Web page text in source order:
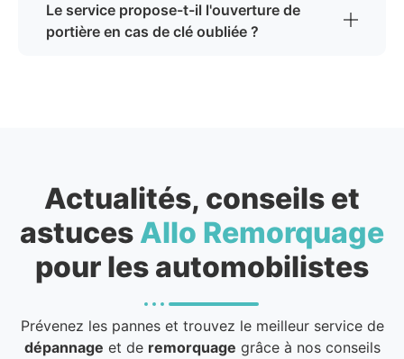
Le service propose-t-il l'ouverture de
portière en cas de clé oubliée ?
Actualités, conseils et
astuces Allo Remorquage
pour les automobilistes
Prévenez les pannes et trouvez le meilleur service de
dépannage et de remorquage grâce à nos conseils